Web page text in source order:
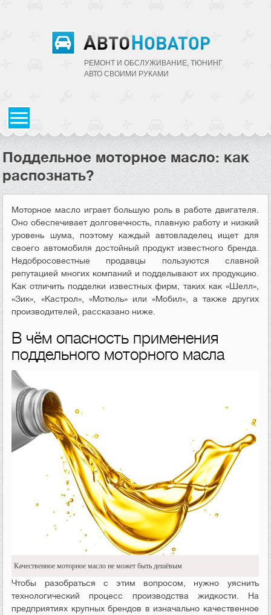
РЕМОНТ И ОБСЛУЖИВАНИЕ, ТЮНИНГ
АВТО CВОИМИ РУКАМИ
Поддельное моторное масло: как
распознать?
Моторное масло играет большую роль в работе двигателя.
Оно обеспечивает долговечность, плавную работу и низкий
уровень шума, поэтому каждый автовладелец ищет для
своего автомобиля достойный продукт известного бренда.
Недобросовестные продавцы пользуются славной
репутацией многих компаний и подделывают их продукцию.
Как отличить подделки известных фирм, таких как «Шелл»,
«Зик», «Кастрол», «Мотюль» или «Мобил», а также других
производителей, рассказано ниже.
В чём опасность применения
поддельного моторного масла
Качественное моторное масло не может быть дешёвым
Чтобы разобраться с этим вопросом, нужно уяснить
технологический процесс производства жидкости. На
предприятиях крупных брендов в изначально качественное